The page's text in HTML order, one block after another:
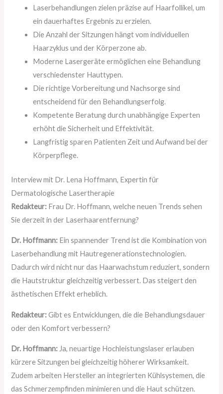
Laserbehandlungen zielen präzise auf Haarfollikel, um
ein dauerhaftes Ergebnis zu erzielen.
Die Anzahl der Sitzungen hängt vom individuellen
Haarzyklus und der Körperzone ab.
Moderne Lasergeräte ermöglichen eine Behandlung
verschiedenster Hauttypen.
Die richtige Vorbereitung und Nachsorge sind
entscheidend für den Behandlungserfolg.
Kompetente Beratung durch unabhängige Experten
erhöht die Sicherheit und Effektivität.
Langfristig sparen Patienten Zeit und Aufwand bei der
Körperpflege.
Interview mit Dr. Lena Hoffmann, Expertin für
Dermatologische Lasertherapie
Redakteur: Frau Dr. Hoffmann, welche neuen Trends sehen
Sie derzeit in der Laserhaarentfernung?
Dr. Hoffmann: Ein spannender Trend ist die Kombination von
Laserbehandlung mit Hautregenerationstechnologien.
Dadurch wird nicht nur das Haarwachstum reduziert, sondern
die Hautstruktur gleichzeitig verbessert. Das steigert den
ästhetischen Effekt erheblich.
Redakteur:Gibt es Entwicklungen, die die Behandlungsdauer
oder den Komfort verbessern?
Dr. Hoffmann:Ja, neuartige Hochleistungslaser erlauben
kürzere Sitzungen bei gleichzeitig höherer Wirksamkeit.
Zudem arbeiten Hersteller an integrierten Kühlsystemen, die
das Schmerzempfinden minimieren und die Haut schützen.